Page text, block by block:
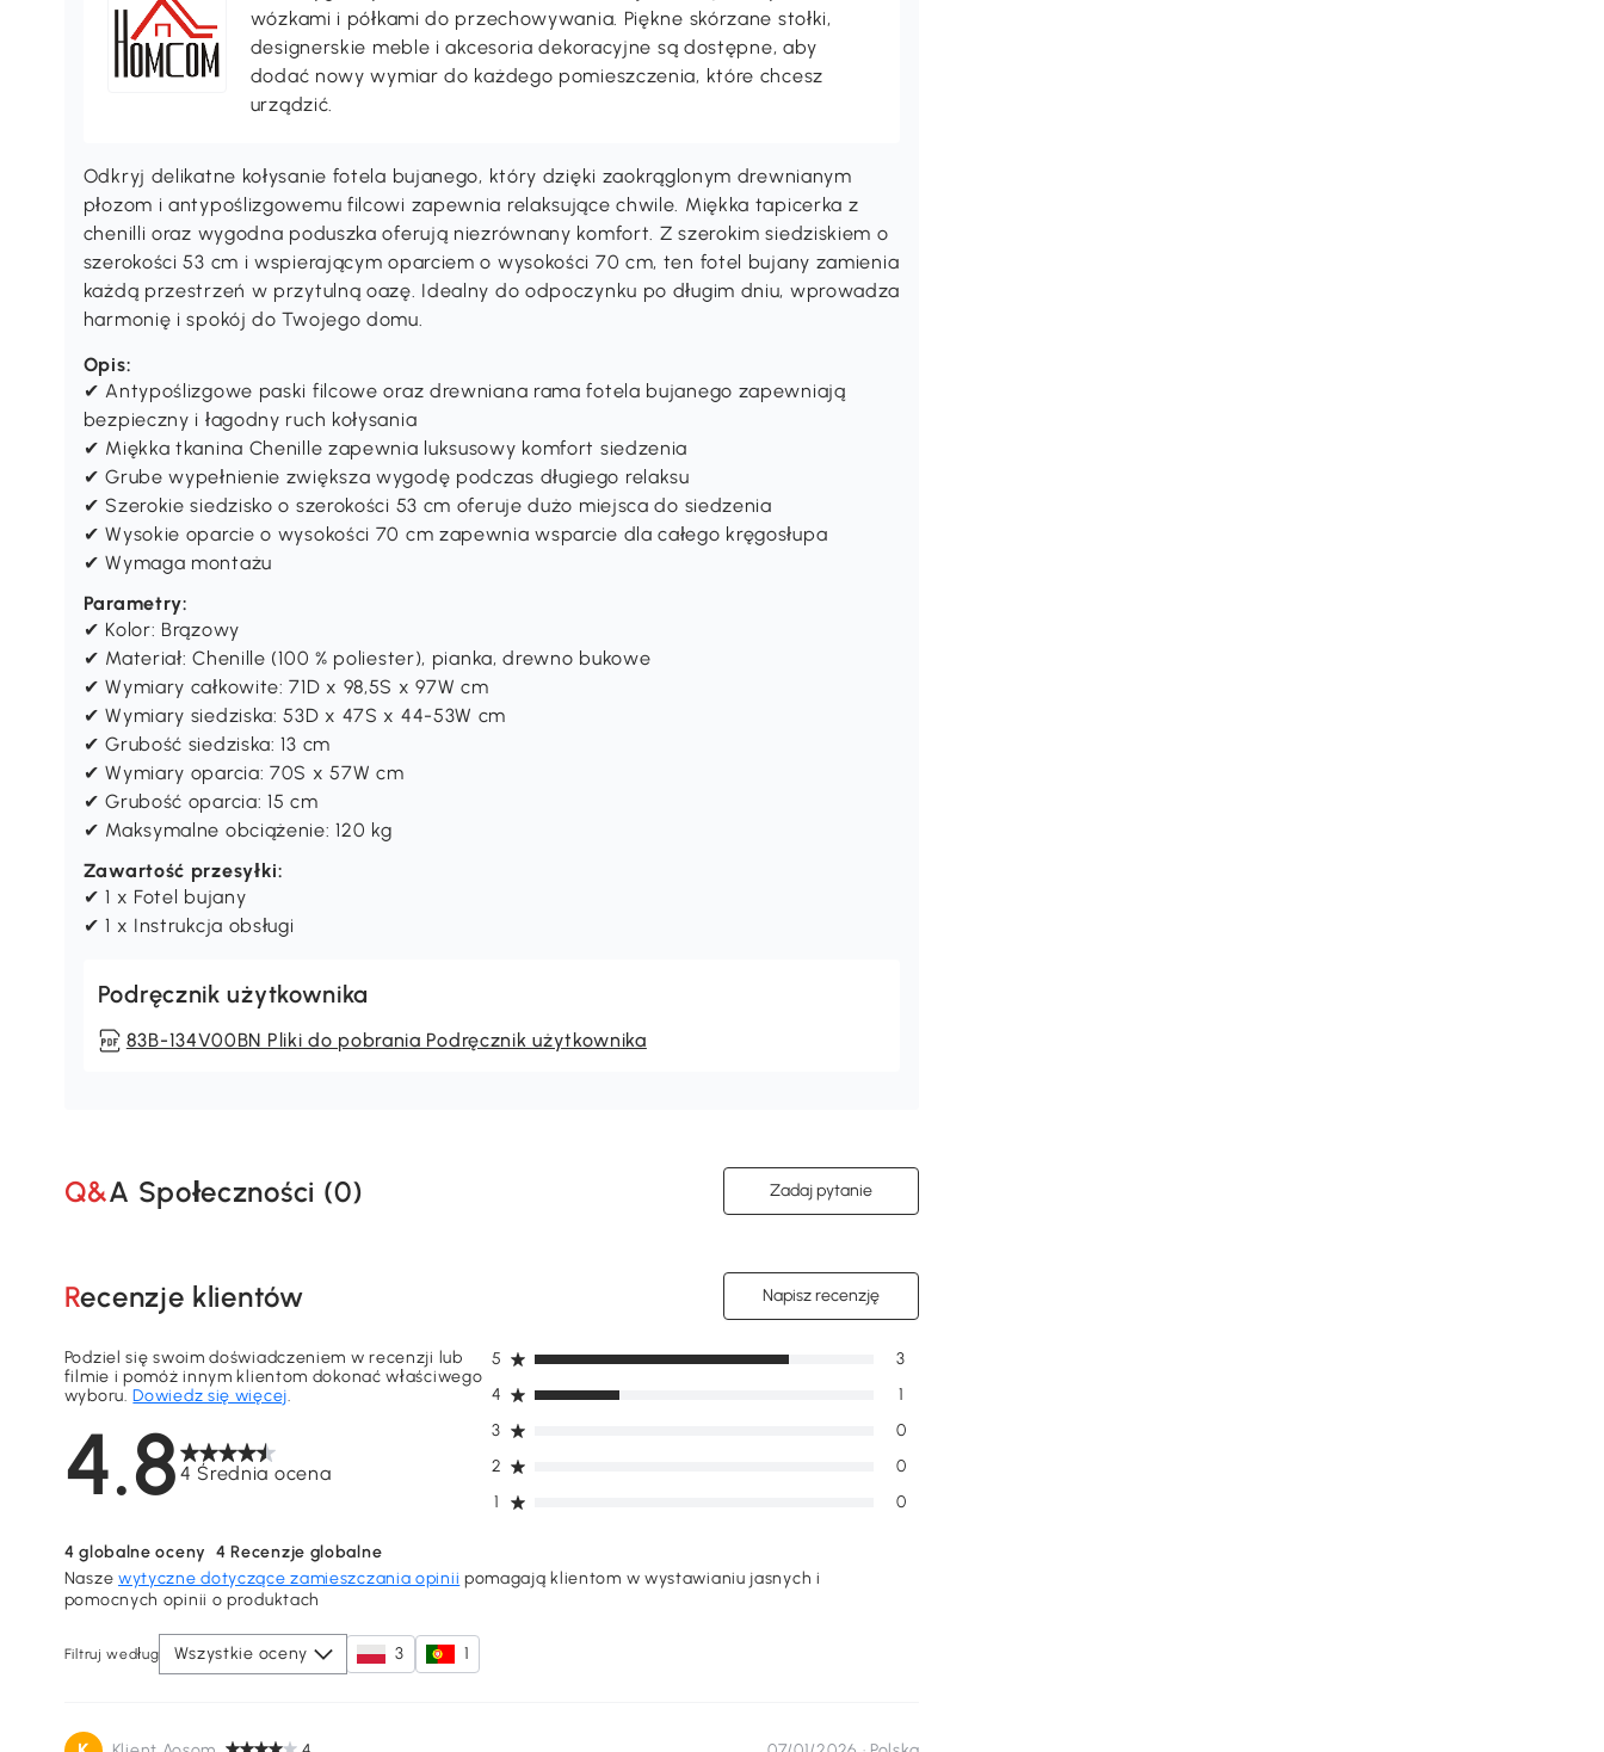
Urozmaić swoje domowe biuro z naszą linią biurek komputerowych
oraz wygodnych krzeseł, lub unowocześnij kuchnię naszymi
wózkami i półkami do przechowywania. Piękne skórzane stołki,
dodać nowy wymiar do każdego pomieszczenia, które chcesz
urządzić.
Odkryj delikatne kołysanie fotela bujanego, który dzięki zaokrąglonym drewnianym
płozom i antypoślizgowemu filcowi zapewnia relaksujące chwile. Miękka tapicerka z
chenilli oraz wygodna poduszka oferują niezrównany komfort. Z szerokim siedziskiem o
każdą przestrzeń w przytulną oazę. Idealny do odpoczynku po długim dniu, wprowadza
harmonię i spokój do Twojego domu.
Opis:
✔ Antypoślizgowe paski filcowe oraz drewniana rama fotela bujanego zapewniają
bezpieczny i łagodny ruch kołysania
✔ Miękka tkanina Chenille zapewnia luksusowy komfort siedzenia
✔ Grube wypełnienie zwiększa wygodę podczas długiego relaksu
✔ Szerokie siedzisko o szerokości 53 cm oferuje dużo miejsca do siedzenia
✔ Wysokie oparcie o wysokości 70 cm zapewnia wsparcie dla całego kręgosłupa
✔ Wymaga montażu
Parametry:
✔ Kolor: Brązowy
✔ Materiał: Chenille (100 % poliester), pianka, drewno bukowe
✔ Wymiary całkowite: 71D x 98,5S x 97W cm
✔ Wymiary siedziska: 53D x 47S x 44-53W cm
✔ Grubość siedziska: 13 cm
✔ Wymiary oparcia: 70S x 57W cm
✔ Grubość oparcia: 15 cm
✔ Maksymalne obciążenie: 120 kg
✔ 1 x Fotel bujany
✔ 1 x Instrukcja obsługi
Q&A Społeczności ( Zadaj pytanie
Recenzje klientów
4.84 Średnia ocena
Podziel się swoim doświadczeniem w recenzji lub
filmie i pomóż innym klientom dokonać właściwego
wyboru. Dowiedz się więcej.
1
globalne oceny 4Recenzje globalne
Naszewytyczne dotyczące zamieszczania opinii pomagają klientom w wystawianiu jasnych i
Filtruj według Wszystkie oceny
Pobierz teraz